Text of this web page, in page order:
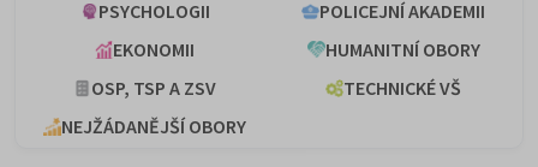
PSYCHOLOGII
POLICEJNÍ AKADEMII
EKONOMII
HUMANITNÍ OBORY
OSP, TSP A ZSV
TECHNICKÉ VŠ
NEJŽÁDANĚJŠÍ OBORY